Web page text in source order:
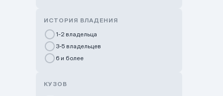
GWM Nurly Zhol
Chery Astana
ИСТОРИЯ ВЛАДЕНИЯ
1-2 владельца
3-5 владельцев
6 и более
КУЗОВ